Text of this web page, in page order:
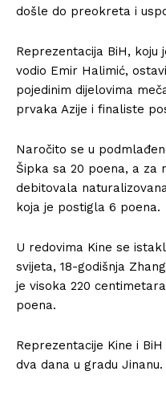
došle do preokreta i
Reprezentacija BiH,
vodio Emir Halimić,
pojedinim dijelovima
prvaka Azije i finaliste
Naročito se u
Šipka sa 20 poena, a za
debitovala
koja je postigla 6 poena.
U redovima Kine se
svijeta, 18-godišnja
je visoka 220
poena.
Reprezentacije Kine i
dva dana u gradu Jinanu.